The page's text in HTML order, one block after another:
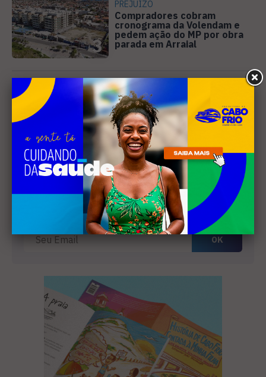
3
PREJUÍZO
Compradores cobram
cronograma da Volendam e
pedem ação do MP por obra
parada em Arraial
4
SANEAMENTO
Câmara de Búzios aprova
audiência pública para
discutir atuação e serviços
da Prolagos
Receba nossa
newsletter